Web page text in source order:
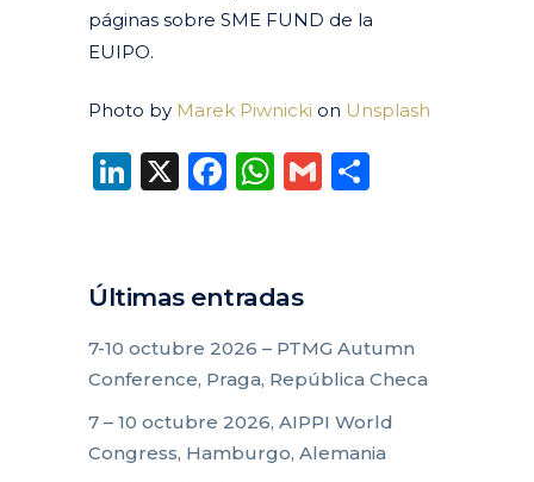
páginas sobre SME FUND de la
EUIPO.
Photo by Marek Piwnicki on Unsplash
LinkedIn
X Facebook
WhatsApp
Gmail
Últimas entradas
7-10 octubre 2026 – PTMG Autumn
Conference, Praga, República Checa
7 – 10 octubre 2026, AIPPI World
Congress, Hamburgo, Alemania